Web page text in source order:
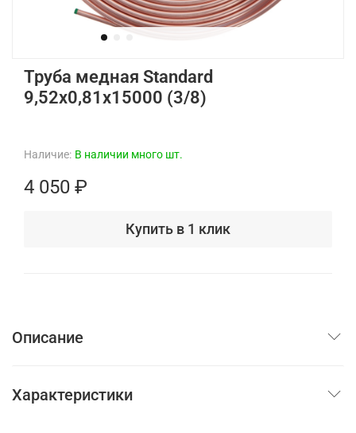
Наличие: В наличии много шт.
Труба медная Standard
9,52х0,81х15000 (3/8)
4 050 ₽
Купить в 1 клик
Описание
Характеристики